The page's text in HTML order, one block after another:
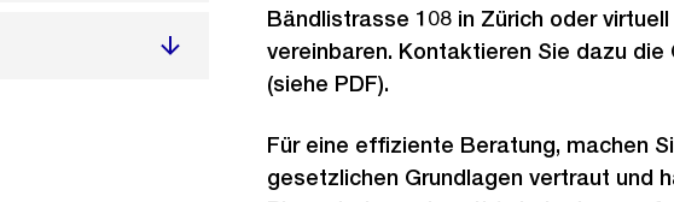
Bändlistrasse 108 in Zürich oder
vereinbaren. Kontaktieren Sie dazu
(siehe PDF).
Für eine effiziente Beratung, machen
gesetzlichen Grundlagen vertraut und